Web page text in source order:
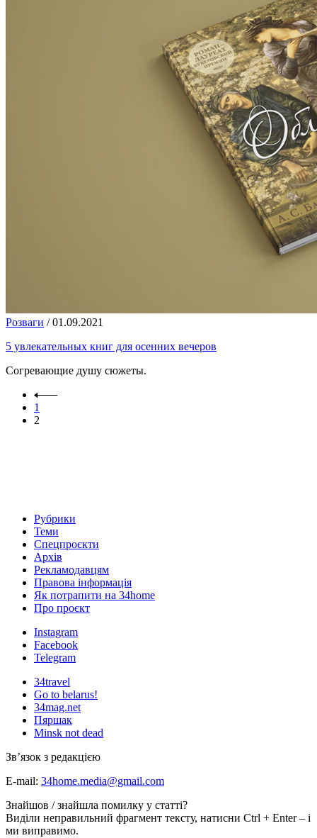
Розваги / 01.09.2021
5 увлекательных книг для осенних вечеров
Согревающие душу сюжеты.
1
2
Рубрики
Теми
Спецпроєкти
Архів
Рекламодавцям
Правова інформація
Як потрапити на 34home
Про проєкт
Instagram
Facebook
Telegram
34travel
Go to belarus!
34mag.net
Пяршак
Minsk not dead
Зв’язок з редакцією
E-mail: 34home.media@gmail.com
Знайшов / знайшла помилку у статті?
Виділи неправильний фрагмент тексту, натисни Ctrl + Enter – і
ми виправимо.